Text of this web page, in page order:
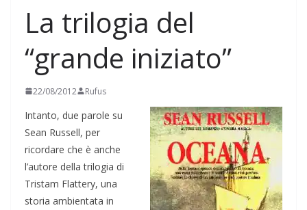
La trilogia del
“grande iniziato”
22/08/2012 Rufus
Intanto, due parole su
Sean Russell, per
ricordare che è anche
l’autore della trilogia di
Tristam Flattery, una
storia ambientata in